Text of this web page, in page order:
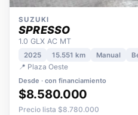
SUZUKI
SPRESSO
1.0 GLX AC MT
2025 15.551 km
📍 Plaza Oeste
Desde · con financiamiento
$8.580.000